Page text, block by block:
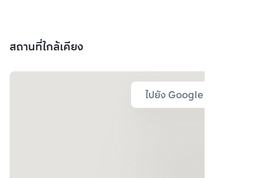
สถานที่ใกล้เคียง
ไปยัง Google Map